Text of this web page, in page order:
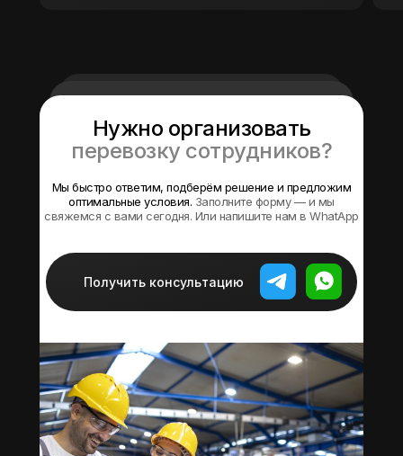
Городской
автобус
45 (+25)
человек
Вместимость
от 3000 рублей
от 18 000 рублей
Стоимость заказа
Мы быстро ответим, подберём решение и предложим
оптимальные условия. Заполните форму — и мы
свяжемся с вами сегодня. Или напишите нам в WhatApp
Нужно организовать
перевозку сотрудников?
Получить консультацию